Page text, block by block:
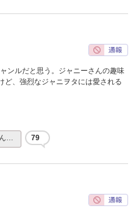
ンルだと思う。ジャニーさんの趣味
ど、強烈なジャニヲタには愛される
… 79